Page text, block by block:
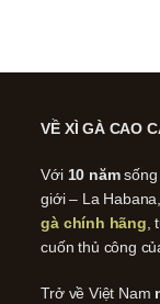
VỀ XÌ GÀ CAO
Với 10 nămsống
giới – La
gà chính hãng
cuốn thủ công
Trở về Việt Nam